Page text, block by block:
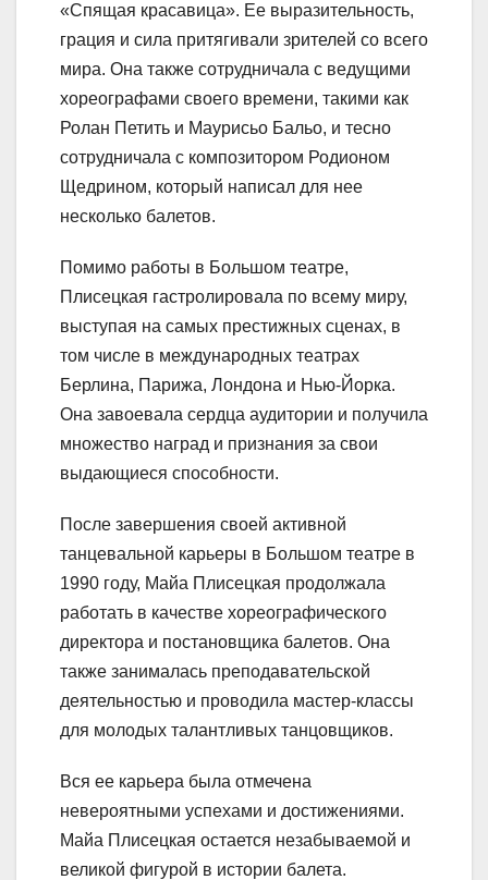
«Спящая красавица». Ее выразительность,
грация и сила притягивали зрителей со всего
мира. Она также сотрудничала с ведущими
хореографами своего времени, такими как
Ролан Петить и Маурисьо Бальо, и тесно
сотрудничала с композитором Родионом
Щедрином, который написал для нее
несколько балетов.
Помимо работы в Большом театре,
Плисецкая гастролировала по всему миру,
выступая на самых престижных сценах, в
том числе в международных театрах
Берлина, Парижа, Лондона и Нью-Йорка.
Она завоевала сердца аудитории и получила
множество наград и признания за свои
выдающиеся способности.
После завершения своей активной
танцевальной карьеры в Большом театре в
1990 году, Майа Плисецкая продолжала
работать в качестве хореографического
директора и постановщика балетов. Она
также занималась преподавательской
деятельностью и проводила мастер-классы
для молодых талантливых танцовщиков.
Вся ее карьера была отмечена
невероятными успехами и достижениями.
Майа Плисецкая остается незабываемой и
великой фигурой в истории балета.